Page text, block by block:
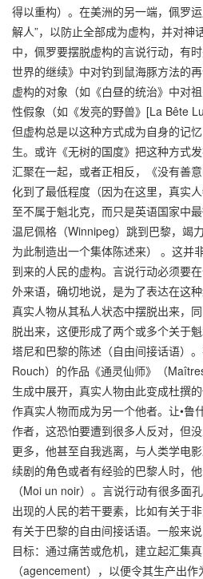
得以重构）。在美洲的另一端，佩罗
解人”，以防止全部成为虚构，并对神
中，佩罗要摆脱虚构的言说行动，有
世界的继续》中对钓到鼠海豚方法的
虚构的对象（如《白昼的统治》中对
性假象（如《发亮的野兽》[La Bête
但虚构总是以这种方式成为自身的记
生。或许《无树的国度》把这种方式
汇聚在一起，或者正相反，《没有善
化到了最低程度（因为在这里，真实
至不属于魁北克，而只是英语国家中
温尼佩格（Winnipeg）跳到巴黎，竭
为此制造出一个集体陈述来） 。这并
到来的人民的虚构。言说行动必须要
外来语，确切地说，是为了表达在这
真实人物从其私人状态中摆脱出来，
脱出来，这便形成了两个或多个关于
塔尼和巴黎的陈述（自由间接话语）
Rouch）的作品《通灵仙师》（
生成中展开，真实人物由此变成杜撰
作真实人物而成为另一个他者。让•鲁
作者，这恐怕要遭到很多人反对，但
更多，他甚至自我逃离，与人类学电
续剧的角色或者有经验的巴黎人时，
（Moi un noir）。言说行动有很多面
出现的人民的若干要素，比如有关于
有关于巴黎的自由间接话语。一般来
目标：通过痛苦或危机，建立起汇集
（agencement），以便令其生产出